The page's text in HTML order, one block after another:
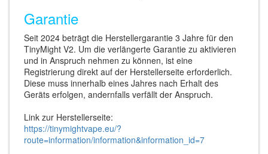
Garantie
Seit 2024 beträgt die Herstellergarantie 3 Jahre für den
TinyMight V2. Um die verlängerte Garantie zu aktivieren
und in Anspruch nehmen zu können, ist eine
Registrierung direkt auf der Herstellerseite erforderlich.
Diese muss innerhalb eines Jahres nach Erhalt des
Geräts erfolgen, andernfalls verfällt der Anspruch.
Link zur Herstellerseite:
https://tinymightvape.eu/?
route=information/information&information_id=7